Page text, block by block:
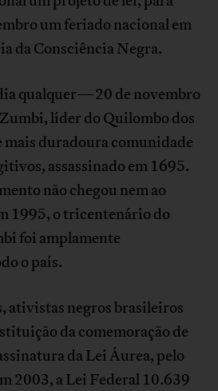
um feriado nacional em
da Consciência Negra.
qualquer—20 de novembro
líder do Quilombo dos
mais duradoura comunidade
assassinado em 1695.
não chegou nem ao
1995, o tricentenário do
foi amplamente
o país.
ativistas negros brasileiros
da comemoração de
da Lei Áurea, pelo
2003, a Lei Federal 10.639